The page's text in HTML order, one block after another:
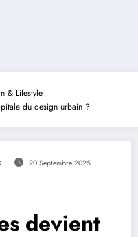
& Lifestyle
du design urbain ?
20 Septembre 2025
devient